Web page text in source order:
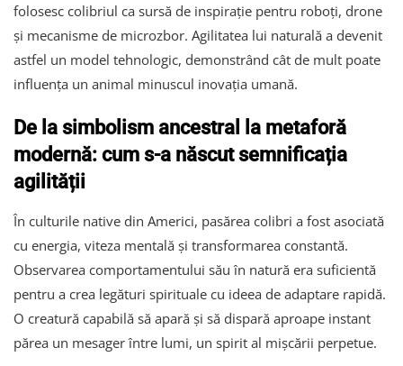
folosesc colibriul ca sursă de inspirație pentru roboți, drone
și mecanisme de microzbor. Agilitatea lui naturală a devenit
astfel un model tehnologic, demonstrând cât de mult poate
influența un animal minuscul inovația umană.
De la simbolism ancestral la metaforă
modernă: cum s-a născut semnificația
agilității
În culturile native din Americi, pasărea colibri a fost asociată
cu energia, viteza mentală și transformarea constantă.
Observarea comportamentului său în natură era suficientă
pentru a crea legături spirituale cu ideea de adaptare rapidă.
O creatură capabilă să apară și să dispară aproape instant
părea un mesager între lumi, un spirit al mișcării perpetue.